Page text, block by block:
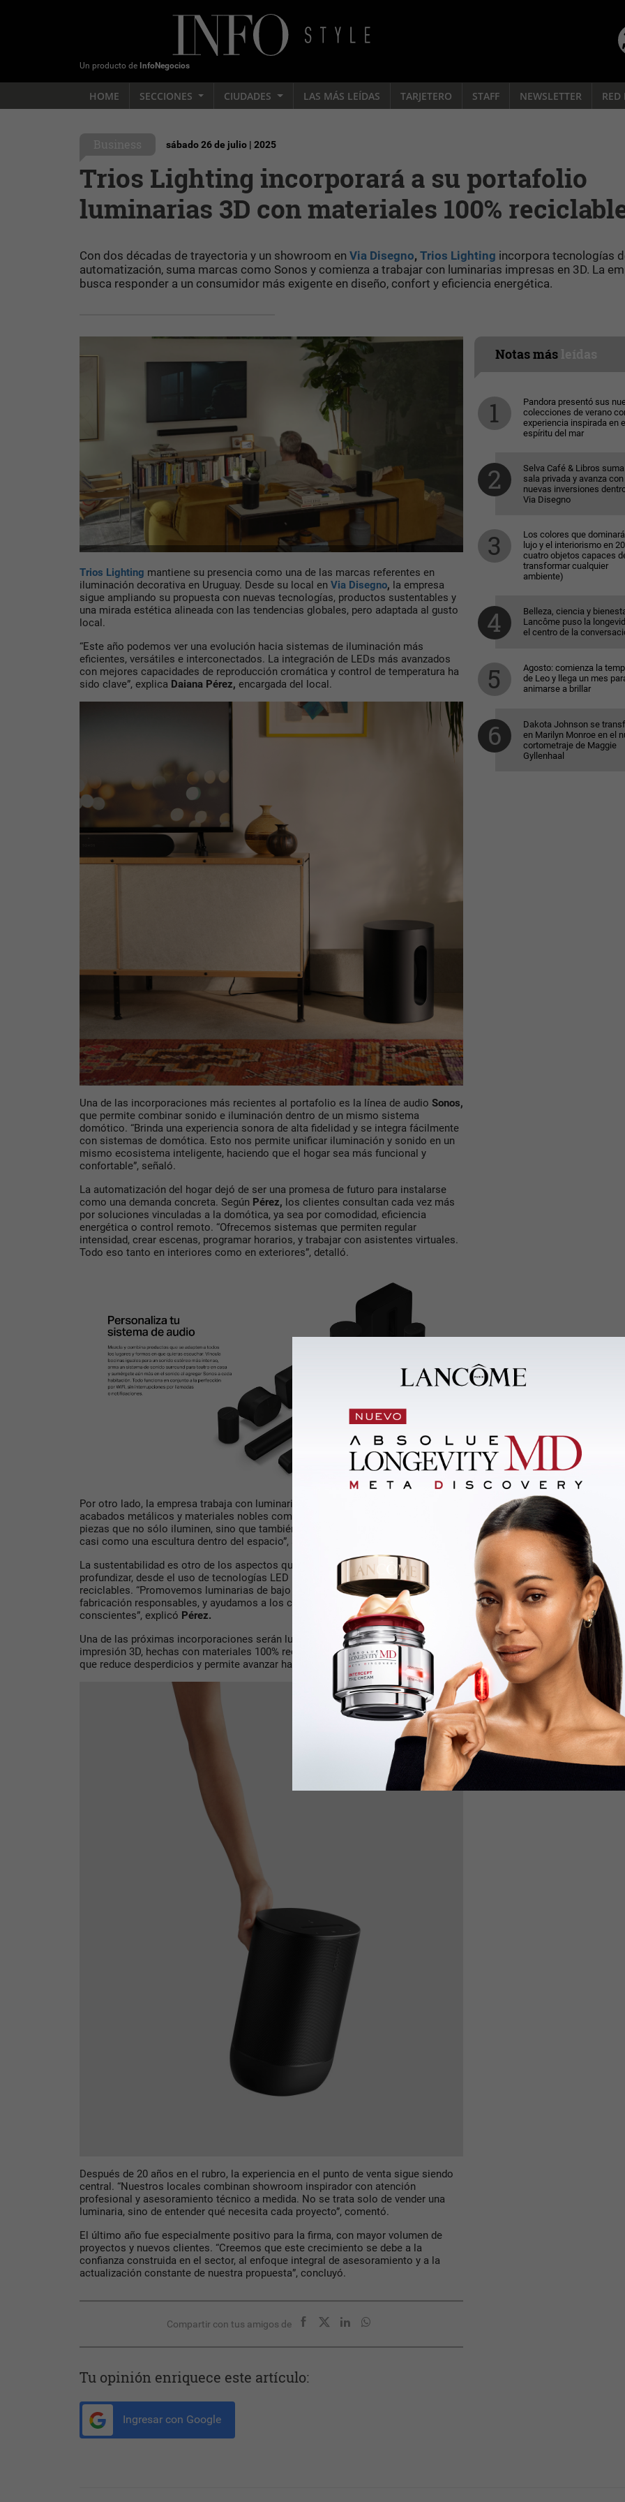
Un producto de InfoNegocios
HOME SECCIONES CIUDADES LAS MÁS LEÍDAS TARJETERO STAFF NEWSLETTER RED
sábado 26 de julio | 2025
Trios Lighting incorporará a su portafolio
luminarias 3D con materiales 100%
Con dos décadas de trayectoria y un showroom en Via Disegno, Trios Lighting incorpora tecnologías
automatización, suma marcas como Sonos y comienza a trabajar con luminarias impresas en 3D. La
busca responder a un consumidor más exigente en diseño, confort y eficiencia energética.
Trios Lighting mantiene su presencia como una de las marcas referentes en
iluminación decorativa en Uruguay. Desde su local en Via Disegno, la empresa
sigue ampliando su propuesta con nuevas tecnologías, productos sustentables y
una mirada estética alineada con las tendencias globales, pero adaptada al gusto
local.
“Este año podemos ver una evolución hacia sistemas de iluminación más
eficientes, versátiles e interconectados. La integración de LEDs más avanzados
con mejores capacidades de reproducción cromática y control de temperatura ha
sido clave”, explica Daiana Pérez, encargada del local.
Una de las incorporaciones más recientes al portafolio es la línea de audio Sonos,
que permite combinar sonido e iluminación dentro de un mismo sistema
domótico. “Brinda una experiencia sonora de alta fidelidad y se integra fácilmente
con sistemas de domótica. Esto nos permite unificar iluminación y sonido en un
mismo ecosistema inteligente, haciendo que el hogar sea más funcional y
confortable”, señaló.
La automatización del hogar dejó de ser una promesa de futuro para instalarse
como una demanda concreta. Según Pérez, los clientes consultan cada vez más
por soluciones vinculadas a la domótica, ya sea por comodidad, eficiencia
energética o control remoto. “Ofrecemos sistemas que permiten regular
intensidad, crear escenas, programar horarios, y trabajar con asistentes virtuales.
Todo eso tanto en interiores como en exteriores”, detalló.
Por otro lado, la empresa trabaja con luminarias que combinan formas orgánicas,
acabados metálicos y materiales nobles como el vidrio soplado. “Hoy se buscan
piezas que no sólo iluminen, sino que también aporten carácter, que funcionen
casi como una escultura dentro del espacio”, aseguró.
La sustentabilidad es otro de los aspectos que la empresa comenzó a
profundizar, desde el uso de tecnologías LED hasta la elección de materiales
reciclables. “Promovemos luminarias de bajo consumo, con procesos de
fabricación responsables, y ayudamos a los clientes a tomar decisiones más
conscientes”, explicó Pérez.
Una de las próximas incorporaciones serán luminarias fabricadas mediante
impresión 3D, hechas con materiales 100% reciclablesy producidas a demanda, lo
que reduce desperdicios y permite avanzar hacia un modelo de economía circular.
Después de 20 años en el rubro, la experiencia en el punto de venta sigue siendo
central. “Nuestros locales combinan showroom inspirador con atención
profesional y asesoramiento técnico a medida. No se trata solo de vender una
luminaria, sino de entender qué necesita cada proyecto”, comentó.
El último año fue especialmente positivo para la firma, con mayor volumen de
proyectos y nuevos clientes. “Creemos que este crecimiento se debe a la
confianza construida en el sector, al enfoque integral de asesoramiento y a la
actualización constante de nuestra propuesta”, concluyó.
Compartir con tus amigos de
Tu opinión enriquece este artículo:
Ingresar con Google
Notas más
Pandora presentó sus
colecciones de verano
experiencia inspirada en el
espíritu del mar
Selva Café & Libros
sala privada y avanza con
nuevas inversiones
Via Disegno
Los colores que
lujo y el interiorismo en
cuatro objetos capaces
transformar cualquier
ambiente)
Belleza, ciencia y
Lancôme puso la
el centro de la
Agosto: comienza la
de Leo y llega un mes
animarse a brillar
Dakota Johnson se
en Marilyn Monroe en el
cortometraje de Maggie
Gyllenhaal